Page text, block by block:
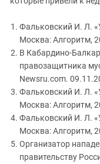
Фальковский И. Л.
Москва: Алгоритм,
В Кабардино-
правозащитника
Newsru.com.
Фальковский И. Л.
Москва: Алгоритм,
Фальковский И. Л.
Москва: Алгоритм,
Организатор
правительству